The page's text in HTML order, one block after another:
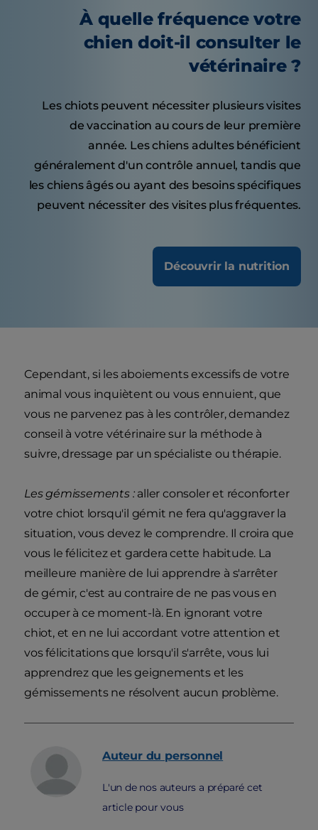
À quelle fréquence votre
chien doit-il consulter le
vétérinaire ?
Les chiots peuvent nécessiter plusieurs visites
de vaccination au cours de leur première
année. Les chiens adultes bénéficient
généralement d'un contrôle annuel, tandis que
les chiens âgés ou ayant des besoins spécifiques
peuvent nécessiter des visites plus fréquentes.
Découvrir la nutrition
Cependant, si les aboiements excessifs de votre
animal vous inquiètent ou vous ennuient, que
vous ne parvenez pas à les contrôler, demandez
conseil à votre vétérinaire sur la méthode à
suivre, dressage par un spécialiste ou thérapie.
Les gémissements :aller consoler et réconforter
votre chiot lorsqu'il gémit ne fera qu'aggraver la
situation, vous devez le comprendre. Il croira que
vous le félicitez et gardera cette habitude. La
meilleure manière de lui apprendre à s'arrêter
de gémir, c'est au contraire de ne pas vous en
occuper à ce moment-là. En ignorant votre
chiot, et en ne lui accordant votre attention et
vos félicitations que lorsqu'il s'arrête, vous lui
apprendrez que les geignements et les
gémissements ne résolvent aucun problème.
Auteur du personnel
L'un de nos auteurs a préparé cet
article pour vous